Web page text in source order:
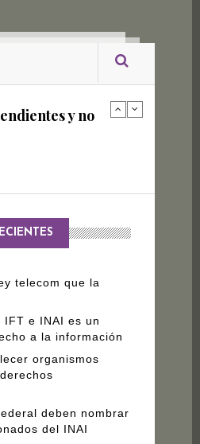
y no
editorial de
telecom que la
e INAI es un
a la información
organismos
deben nombrar
del INAI